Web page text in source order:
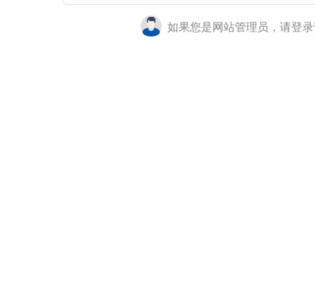
如果您是网站管理员，请登